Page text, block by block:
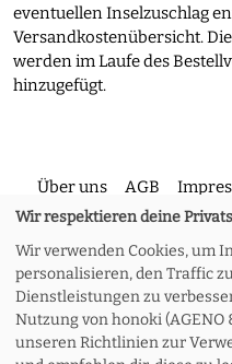
eventuellen Inselzuschlag
Versandkostenübersicht.
werden im Laufe des
hinzugefügt.
Über uns AGB
Kontakt Versand
Wir respektieren deine
Wir verwenden Cookies, um
personalisieren, den Traffic
Dienstleistungen zu
Nutzung von honoki (AGENO
unseren Richtlinien zur